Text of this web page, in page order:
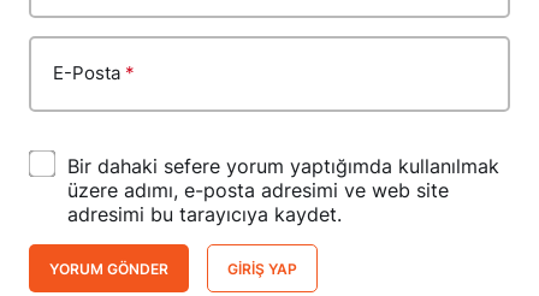
E-Posta *
Bir dahaki sefere yorum yaptığımda kullanılmak
üzere adımı, e-posta adresimi ve web site
adresimi bu tarayıcıya kaydet.
YORUM GÖNDER GIRIŞ YAP